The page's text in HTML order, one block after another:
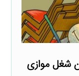
شغل موازی